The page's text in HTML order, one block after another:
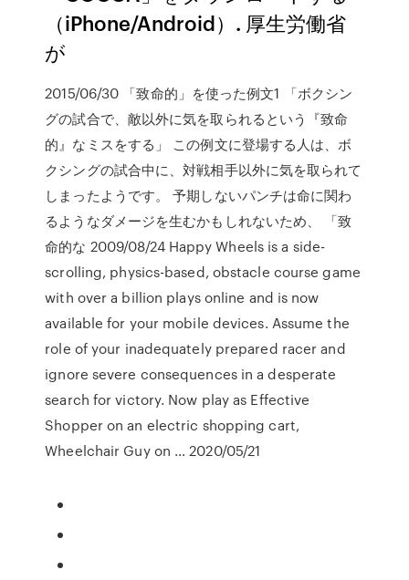
（iPhone/Android）. 厚生労働省
が
2015/06/30 「致命的」を使った例文1 「ボクシン
グの試合で、敵以外に気を取られるという『致命
的』なミスをする」 この例文に登場する人は、ボ
クシングの試合中に、対戦相手以外に気を取られて
しまったようです。 予期しないパンチは命に関わ
るようなダメージを生むかもしれないため、 「致
命的な 2009/08/24 Happy Wheels is a side-
scrolling, physics-based, obstacle course game
with over a billion plays online and is now
available for your mobile devices. Assume the
role of your inadequately prepared racer and
ignore severe consequences in a desperate
search for victory. Now play as Effective
Shopper on an electric shopping cart,
Wheelchair Guy on … 2020/05/21